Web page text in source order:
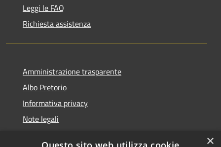
Leggi le FAQ
Richiesta assistenza
Amministrazione trasparente
Albo Pretorio
Informativa privacy
Note legali
×